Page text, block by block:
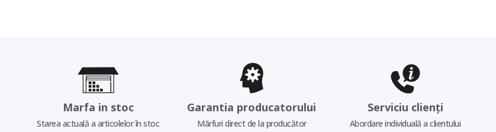
Marfa in stoc
Starea actuală a articolelor în stoc
Garantia producatorului
Mărfuri direct de la producător
Serviciu clienți
Abordare individuală a clientului